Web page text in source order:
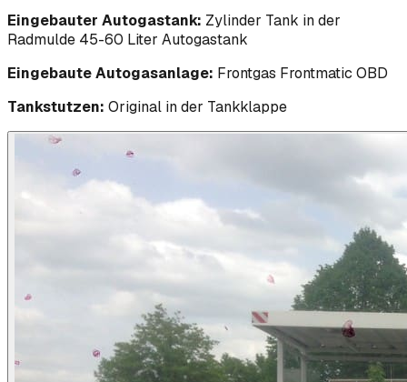
Eingebauter Autogastank: Zylinder Tank in der
Radmulde 45-60 Liter Autogastank
Eingebaute Autogasanlage: Frontgas Frontmatic OBD
Tankstutzen: Original in der Tankklappe